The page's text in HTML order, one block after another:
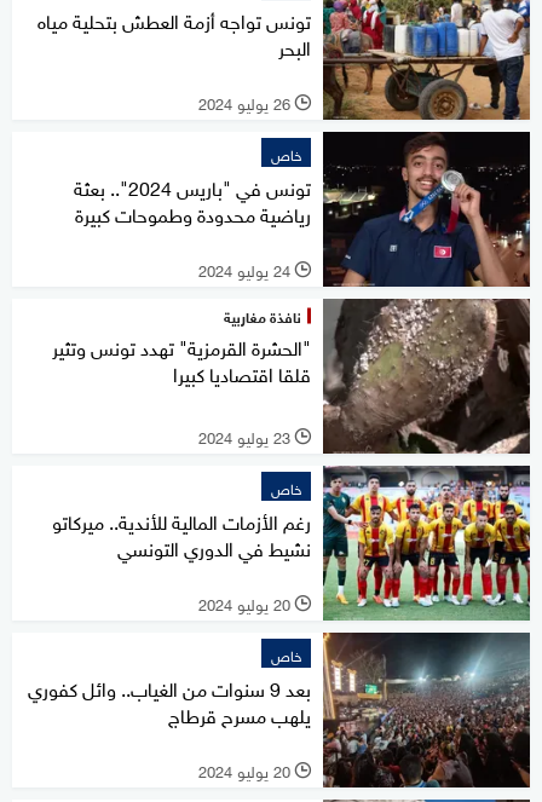
تونس تواجه أزمة العطش بتحلية مياه
البحر
l 26 يوليو 2024
خاص
تونس في "باريس 2024".. بعثة
رياضية محدودة وطموحات كبيرة
l 24 يوليو 2024
نافذة مغاربية
"الحشرة القرمزية" تهدد تونس وتثير
قلقا اقتصاديا كبيرا
l 23 يوليو 2024
خاص
رغم الأزمات المالية للأندية.. ميركاتو
نشيط في الدوري التونسي
l 20 يوليو 2024
خاص
بعد 9 سنوات من الغياب.. وائل كفوري
يلهب مسرح قرطاج
l 20 يوليو 2024